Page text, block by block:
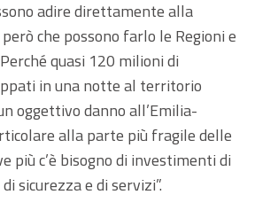
adire direttamente alla
che possono farlo le Regioni e
quasi 120 milioni di
in una notte al territorio
oggettivo danno all’Emilia-
alla parte più fragile delle
più c’è bisogno di investimenti di
sicurezza e di servizi”.